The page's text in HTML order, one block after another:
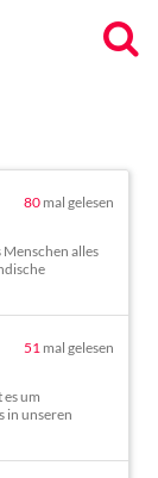
80 mal gelesen
alles
51 mal gelesen
um
in unseren